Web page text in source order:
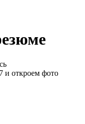
и откроем фото